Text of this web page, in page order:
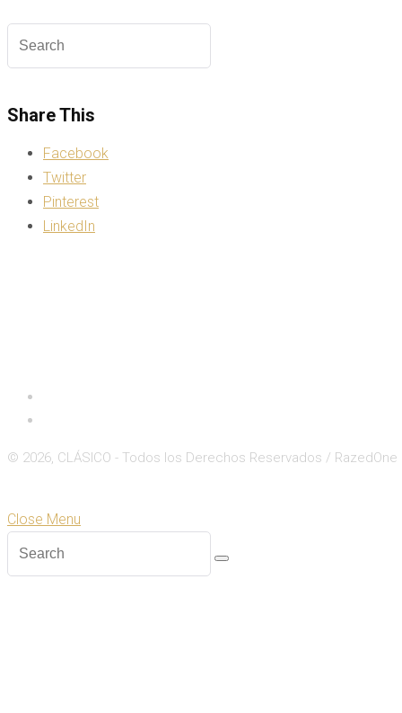
Share This
Facebook
Twitter
Pinterest
LinkedIn
© 2026, CLÁSICO - Todos los Derechos Reservados / RazedOne
Close Menu